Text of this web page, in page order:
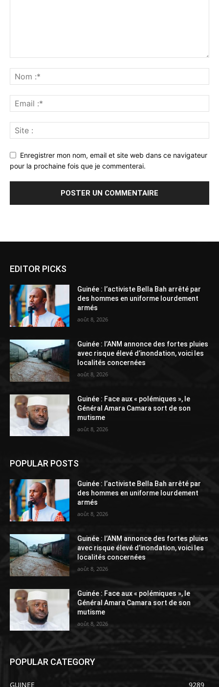
Enregistrer mon nom, email et site web dans ce navigateur
pour la prochaine fois que je commenterai.
EDITOR PICKS
Guinée : l’activiste Bella Bah arrêté par
des hommes en uniforme lourdement
armés
août 8, 2026
Guinée : l’ANM annonce des fortes pluies
avec risque élevé d’inondation, voici les
localités concernées
août 8, 2026
Guinée : Face aux « polémiques », le
Général Amara Camara sort de son
mutisme
août 8, 2026
POPULAR POSTS
Guinée : l’activiste Bella Bah arrêté par
des hommes en uniforme lourdement
armés
août 8, 2026
Guinée : l’ANM annonce des fortes pluies
avec risque élevé d’inondation, voici les
localités concernées
août 8, 2026
Guinée : Face aux « polémiques », le
Général Amara Camara sort de son
mutisme
août 8, 2026
POPULAR CATEGORY
GUINEE
9289